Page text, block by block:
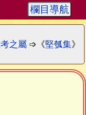
欄目導航
之屬 ➩《堅瓠集》